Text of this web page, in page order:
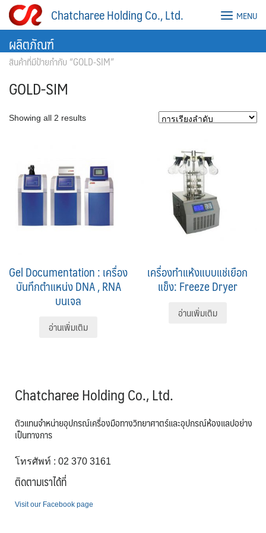
Skip
Chatcharee Holding Co., Ltd. MENU
ผลิตภัณฑ์
สินค้าที่มีป้ายกำกับ “GOLD-SIM”
GOLD-SIM
Showing all 2 results
Gel Documentation : เครื่อง
บันทึกตำแหน่ง DNA , RNA
บนเจล
อ่านเพิ่มเติม
เครื่องทำแห้งแบบแช่เยือก
แข็ง: Freeze Dryer
อ่านเพิ่มเติม
Chatcharee Holding Co., Ltd.
ตัวแทนจำหน่ายอุปกรณ์เครื่องมือทางวิทยาศาตร์และอุปกรณ์ห้องแลปอย่าง
เป็นทางการ
โทรศัพท์ : 02 370 3161
ติดตามเราได้ที่
Visit our Facebook page